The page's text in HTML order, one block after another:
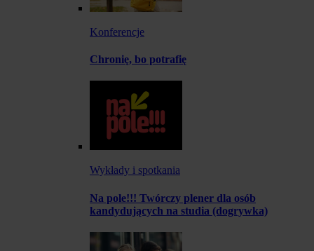
Konferencje
Chronię, bo potrafię
Wykłady i spotkania
Na pole!!! Twórczy plener dla osób
kandydujących na studia (dogrywka)